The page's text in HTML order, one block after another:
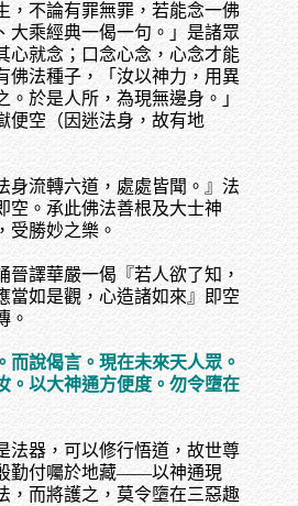
，不論有罪無罪，若能念一佛
大乘經典一偈一句。」是諸眾
心就念；口念心念，心念才能
佛法種子，「汝以神力，用異
。於是人所，為現無邊身。」
便空（因迷法身，故有地
身流轉六道，處處皆聞。』法
空。承此佛法善根及大士神
受勝妙之樂。
晉譯華嚴一偈『若人欲了知，
當如是觀，心造諸如來』即空
。
而說偈言。現在未來天人眾。
。以大神通方便度。勿令墮在
法器，可以修行悟道，故世尊
勤付囑於地藏——以神通現
，而將護之，莫令墮在三惡趣